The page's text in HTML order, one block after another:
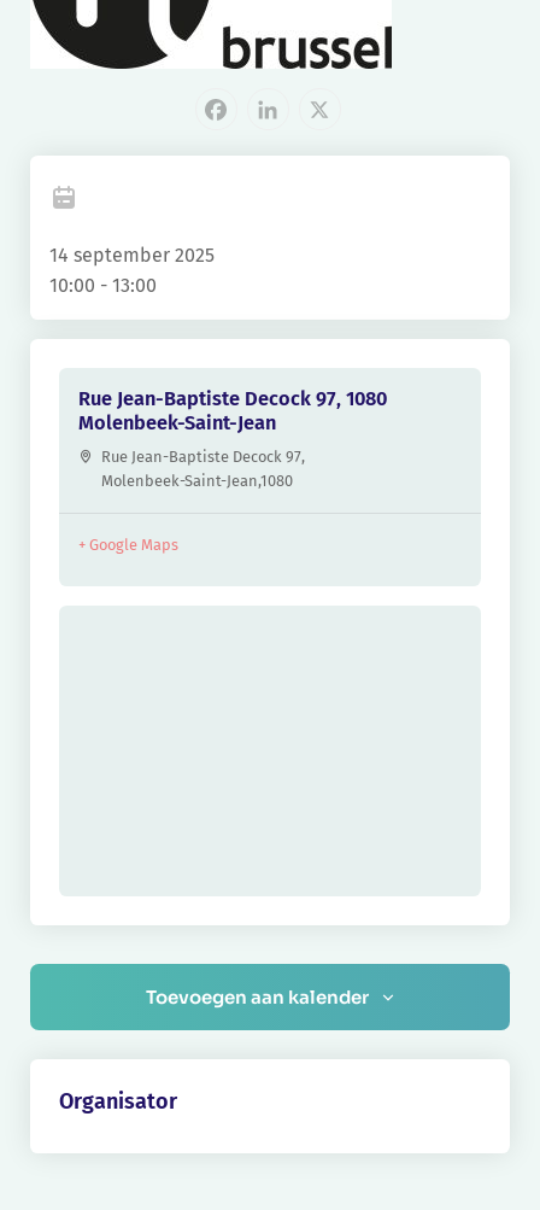
Facebook
LinkedIn
X
14 september 2025
10:00 - 13:00
Rue Jean-Baptiste Decock 97, 1080
Molenbeek-Saint-Jean
Rue Jean-Baptiste Decock 97,
Molenbeek-Saint-Jean,1080
+ Google Maps
Toevoegen aan kalender
Organisator